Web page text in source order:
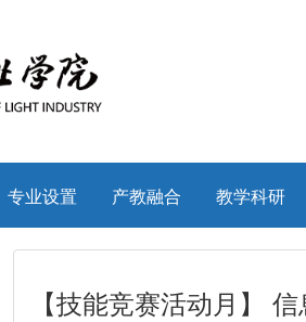
专业设置 产教融合 教学科研
【技能竞赛活动月】